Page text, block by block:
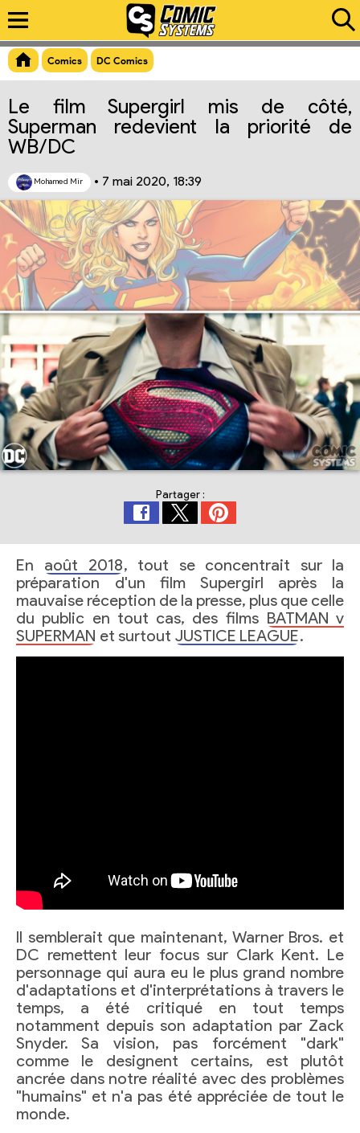
Comics DC Comics
Le film Supergirl mis de côté,
Superman redevient la priorité de
WB/DC
Mohamed Mir • 7 mai 2020, 18:39
Partager :
En août 2018, tout se concentrait sur la
préparation d'un film Supergirl après la
mauvaise réception de la presse, plus que celle
du public en tout cas, des films BATMAN v
SUPERMAN et surtout JUSTICE LEAGUE.
Il semblerait que maintenant, Warner Bros. et
DC remettent leur focus sur Clark Kent. Le
personnage qui aura eu le plus grand nombre
d'adaptations et d'interprétations à travers le
temps, a été critiqué en tout temps
notamment depuis son adaptation par Zack
Snyder. Sa vision, pas forcément "dark"
comme le designent certains, est plutôt
ancrée dans notre réalité avec des problèmes
"humains" et n'a pas été appréciée de tout le
monde.
Aperçu du lien